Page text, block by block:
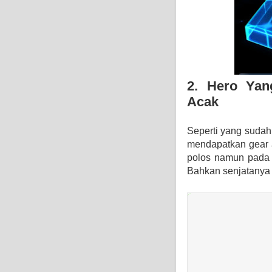
2. Hero
Acak
Seperti yang
mendapatkan
polos namun
Bahkan